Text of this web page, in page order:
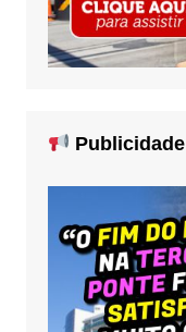
Publicidade